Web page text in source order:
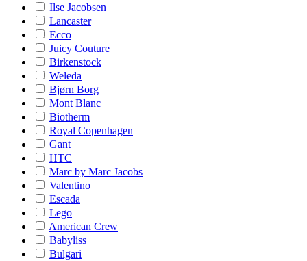
Ilse Jacobsen
Lancaster
Ecco
Juicy Couture
Birkenstock
Weleda
Bjørn Borg
Mont Blanc
Biotherm
Royal Copenhagen
Gant
HTC
Marc by Marc Jacobs
Valentino
Escada
Lego
American Crew
Babyliss
Bulgari